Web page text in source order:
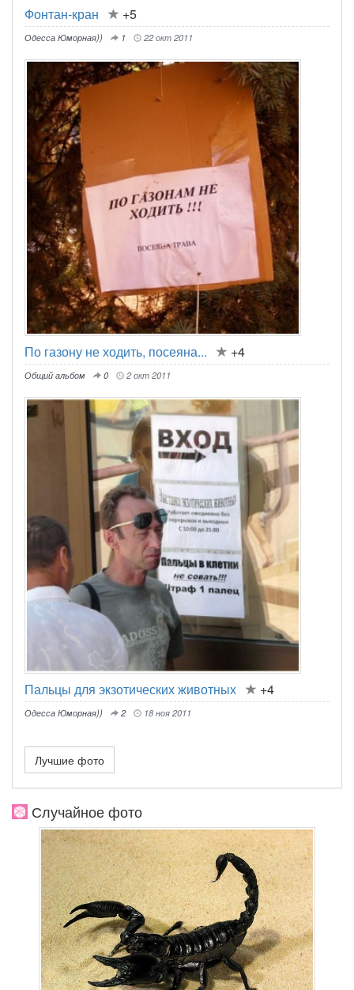
Фонтан-кран +5
Одесса Юморная)) 1 22 окт 2011
По газону не ходить, посеяна... +4
Общий альбом 0 2 окт 2011
Пальцы для экзотических животных +4
Одесса Юморная)) 2 18 ноя 2011
Лучшие фото
Случайное фото